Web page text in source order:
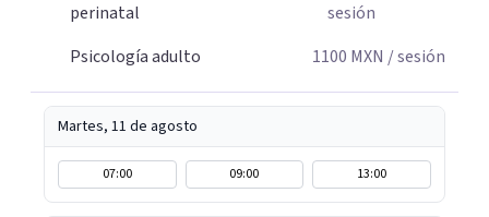
perinatal
sesión
Psicología adulto
1100 MXN / sesión
Martes, 11 de agosto
07:00 09:00 13:00